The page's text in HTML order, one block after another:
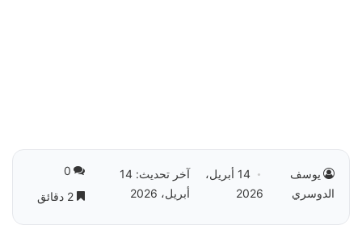
يوسف
الدوسري
14 أبريل،
2026
آخر تحديث: 14
أبريل، 2026
0
2 دقائق